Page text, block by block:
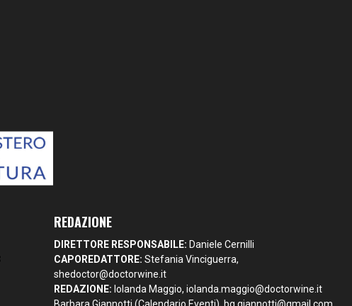
REDAZIONE
DIRETTORE RESPONSABILE: Daniele Cernilli
CAPOREDATTORE: Stefania Vinciguerra,
shedoctor@doctorwine.it
REDAZIONE: Iolanda Maggio,iolanda.maggio@doctorwine.it